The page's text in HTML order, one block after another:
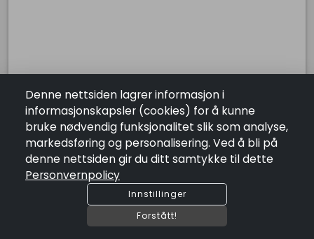
Antall remove add
Legg I Handlekurv
Onsdag: 13:00 - 23:00
Torsdag:13:00 - 23:00
Fredag:13:00 - 23:00
Lørdag: 13:00 - 23:00
Søndag:13:00 - 23:00
Efes Pizza
COPYRIGHT @2026 by
Denne nettsiden lagrer informasjon i
informasjonskapsler (cookies) for å kunne
bruke nødvendig funksjonalitet slik som analyse,
markedsføring og personalisering. Ved å bli på
denne nettsiden gir du ditt samtykke til dette
Personvernpolicy
Innstillinger
Forstått!